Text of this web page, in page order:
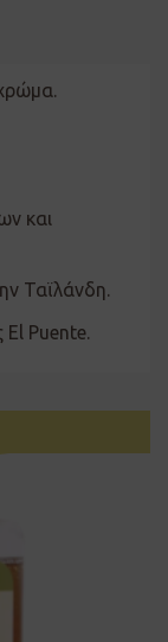
και
Ταϊλάνδη.
El Puente.